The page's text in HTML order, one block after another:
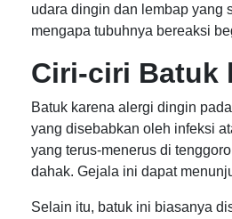
udara dingin dan lembap yang
mengapa tubuhnya bereaksi
Ciri-ciri Batuk
Batuk karena alergi dingin
yang disebabkan oleh infeksi
yang terus-menerus di
dahak. Gejala ini dapat
Selain itu, batuk ini biasanya